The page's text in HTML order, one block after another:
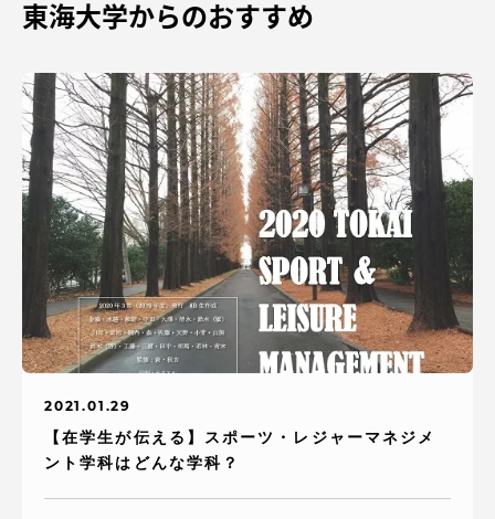
東海大学からのおすすめ
2021.01.29
【在学生が伝える】スポーツ・レジャーマネジメ
ント学科はどんな学科？